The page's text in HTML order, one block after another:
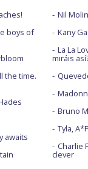
boys of
the time.
awaits
Nil
Kany
La La
miráis
Bruno
Tyla,
Charlie
clever